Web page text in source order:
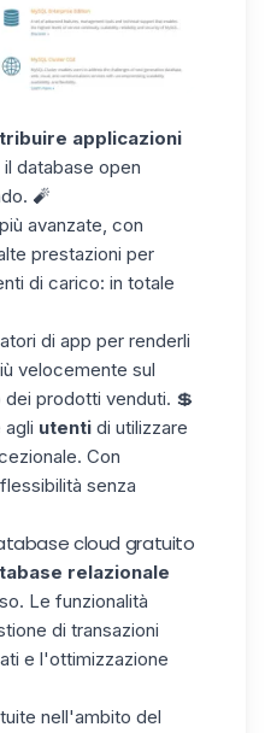
applicazioni
database open
🧨
avanzate, con
prestazioni per
di carico: in totale
di app per renderli
velocemente sul
prodotti venduti. 💲
agli utenti di utilizzare
Con
senza
cloud gratuito
relazionale
Le funzionalità
di transazioni
e l'ottimizzazione
nell'ambito del